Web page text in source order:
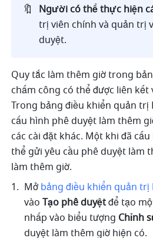
🔖 Người có thể thực hiện
trị viên chính và quản trị
duyệt.
Quy tắc làm thêm giờ trong
chấm công có thể được liên kết
Trong bảng điều khiển quản trị
cấu hình phê duyệt làm thêm
các cài đặt khác. Một khi đã
thể gửi yêu cầu phê duyệt làm
làm thêm giờ.
Mở bảng điều khiển quản trị
vào Tạo phê duyệt để tạo
nhấp vào biểu tượng Chỉnh
duyệt làm thêm giờ hiện có.